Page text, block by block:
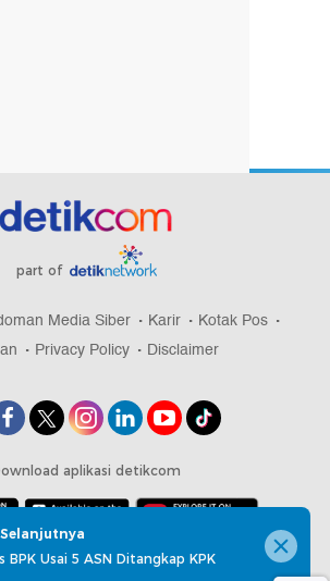
part of
Media Siber Karir
Kotak Pos
Privacy Policy Disclaimer
aplikasi detikcom
2026 detikcom, All right reserved
BPK Usai 5 ASN Ditangkap KPK